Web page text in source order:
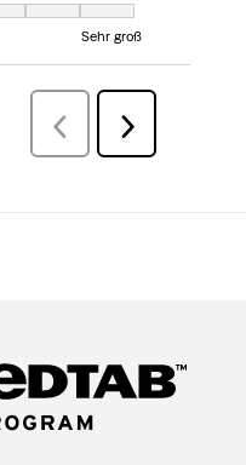
klein ist und 7 gleich Sehr groß
Sehr groß
ZurückBewertungen
Weiter
Bewertungen